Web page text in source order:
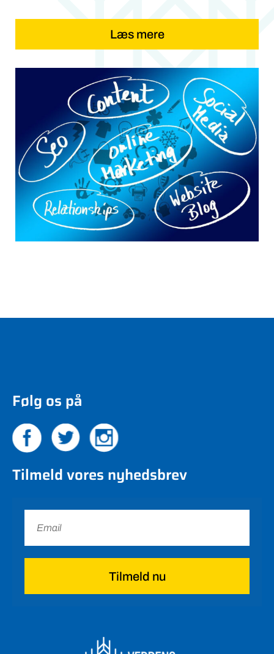
Følg os på
Tilmeld nu